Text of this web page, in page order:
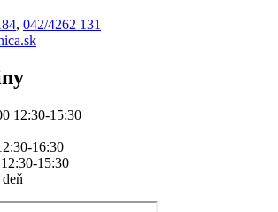
, 042/4262 131
12:30-15:30
16:30
15:30